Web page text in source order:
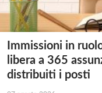
Immissioni in
libera a 365
distribuiti i posti